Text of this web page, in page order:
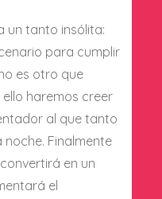
un tanto insólita:
para cumplir
es otro que
ello haremos creer
al que tanto
Finalmente
en un
el